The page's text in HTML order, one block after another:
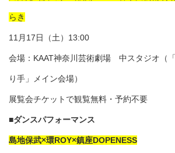
らき
11月17日（土）13:00
会場：KAAT神奈川芸術劇場 中スタジオ（
り手」メイン会場）
展覧会チケットで観覧無料・予約不要
■ダンスパフォーマンス
島地保武×環ROY×鎮座DOPENESS